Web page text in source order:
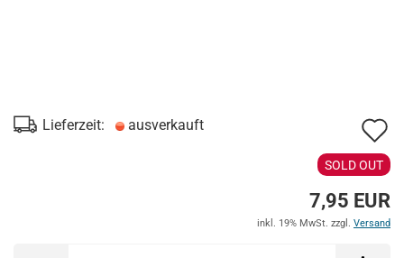
Lieferzeit: ausverkauft
SOLD OUT
7,95 EUR
inkl. 19% MwSt. zzgl. Versand